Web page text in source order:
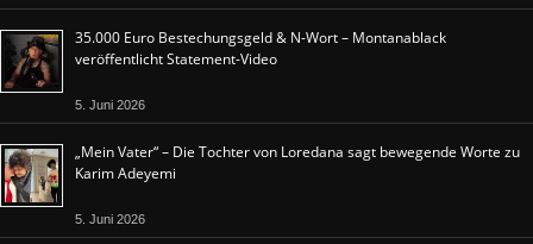
35.000 Euro Bestechungsgeld & N-Wort – Montanablack
veröffentlicht Statement-Video
5. Juni 2026
„Mein Vater“ – Die Tochter von Loredana sagt bewegende Worte zu
Karim Adeyemi
5. Juni 2026